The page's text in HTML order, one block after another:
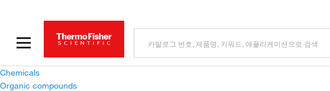
Chemicals
Organic compounds